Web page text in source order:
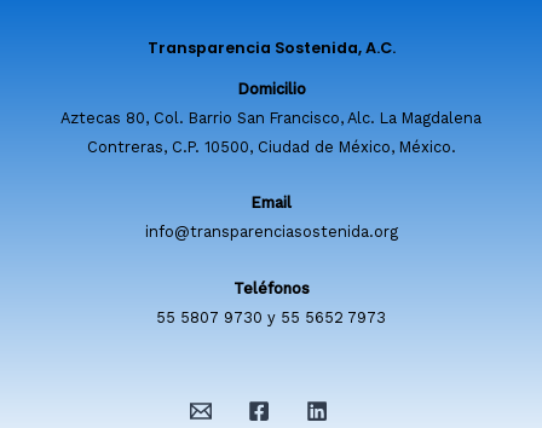
Transparencia Sostenida, A.C.
Domicilio
Aztecas 80, Col. Barrio San Francisco, Alc. La Magdalena
Contreras, C.P. 10500, Ciudad de México, México.
Email
info@transparenciasostenida.org
Teléfonos
55 5807 9730 y 55 5652 7973